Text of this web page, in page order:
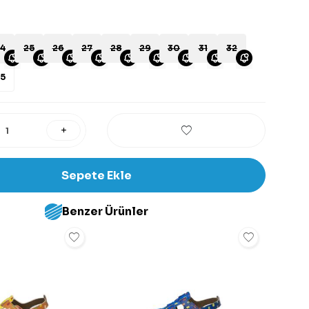
25 26 27 28 29 30 31 32
Sepete Ekle
Benzer Ürünler